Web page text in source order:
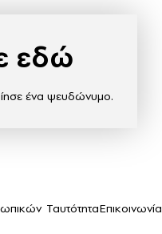
εδώ
ένα ψευδώνυμο.
ΤαυτότηταΕπικοινωνία